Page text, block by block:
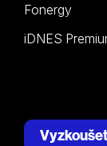
Fonergy
iDNES